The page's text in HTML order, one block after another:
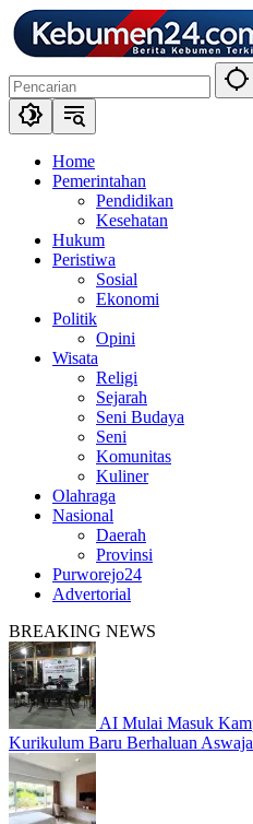
Langsung
ke
konten
Home
Pemerintahan
Pendidikan
Kesehatan
Hukum
Peristiwa
Sosial
Ekonomi
Politik
Opini
Wisata
Religi
Sejarah
Seni Budaya
Seni
Komunitas
Kuliner
Olahraga
Nasional
Daerah
Provinsi
Purworejo24
Advertorial
BREAKING NEWS
AI Mulai Masuk
Kurikulum Baru Berhaluan Aswaja